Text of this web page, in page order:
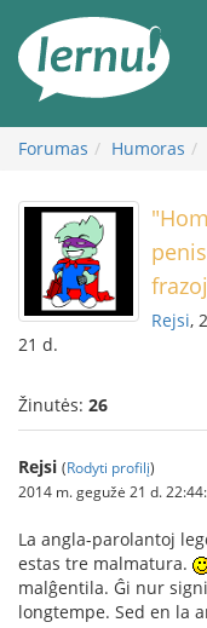
turinį
Forumas Humoras
frazoj
Rejsi,
21 d.
Žinutės: 26
Rejsi (Rodyti profilį)
2014 m. gegužė 21 d.
La angla-parolantoj
estas tre malmatura.
malĝentila. Ĝi nur
longtempe. Sed en la